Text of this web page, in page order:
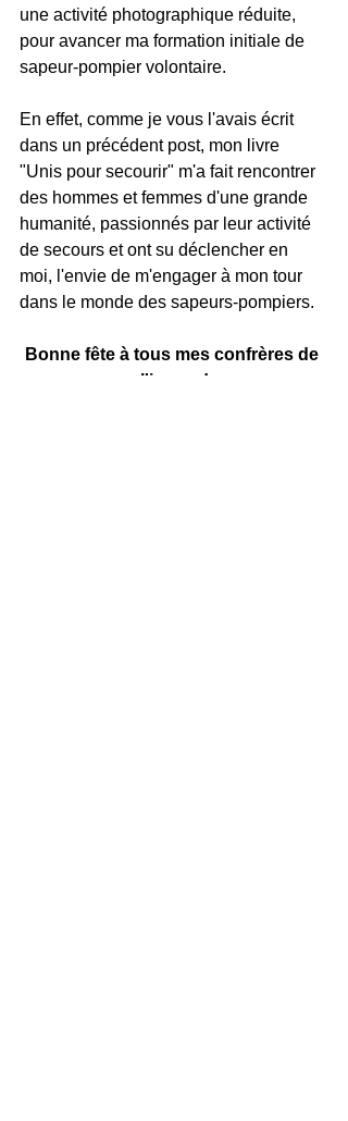
une activité photographique réduite,
pour avancer ma formation initiale de
sapeur-pompier volontaire.
En effet, comme je vous l'avais écrit
dans un précédent post, mon livre
"Unis pour secourir" m'a fait rencontrer
des hommes et femmes d'une grande
humanité, passionnés par leur activité
de secours et ont su déclencher en
moi, l'envie de m'engager à mon tour
dans le monde des sapeurs-pompiers.
Bonne fête à tous mes confrères de
l'image !